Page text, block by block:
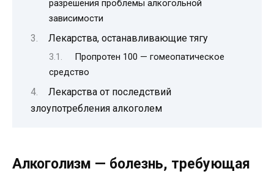
разрешения проблемы алкогольной
зависимости
Лекарства, останавливающие тягу
Пропротен 100 — гомеопатическое
средство
Лекарства от последствий
злоупотребления алкоголем
Алкоголизм — болезнь, требующая